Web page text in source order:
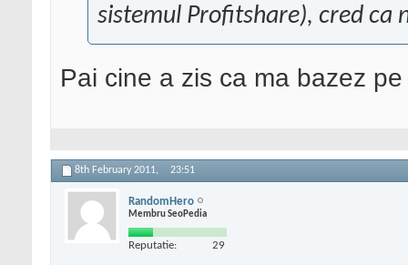
sistemul Profitshare), cred ca
Pai cine a zis ca ma bazez
8th February 2011, 23:51
RandomHero
Membru SeoPedia
Reputatie: 29